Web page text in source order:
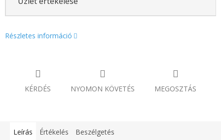
Részletes információ
KÉRDÉS NYOMON KÖVETÉS MEGOSZTÁS
Leírás Értékelés Beszélgetés